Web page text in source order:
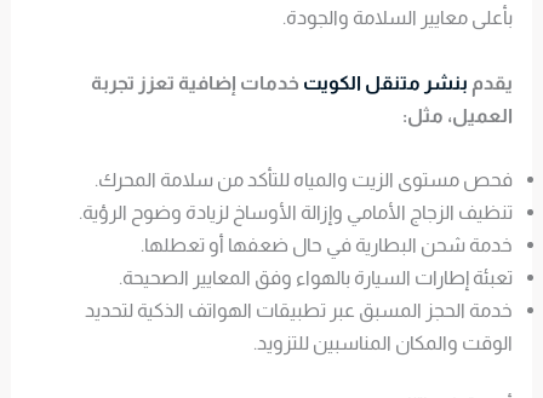
بأعلى معايير السلامة والجودة.
يقدم بنشر متنقل الكويت خدمات إضافية تعزز تجربة
العميل، مثل:
فحص مستوى الزيت والمياه للتأكد من سلامة المحرك.
تنظيف الزجاج الأمامي وإزالة الأوساخ لزيادة وضوح الرؤية.
خدمة شحن البطارية في حال ضعفها أو تعطلها.
تعبئة إطارات السيارة بالهواء وفق المعايير الصحيحة.
خدمة الحجز المسبق عبر تطبيقات الهواتف الذكية لتحديد
الوقت والمكان المناسبين للتزويد.